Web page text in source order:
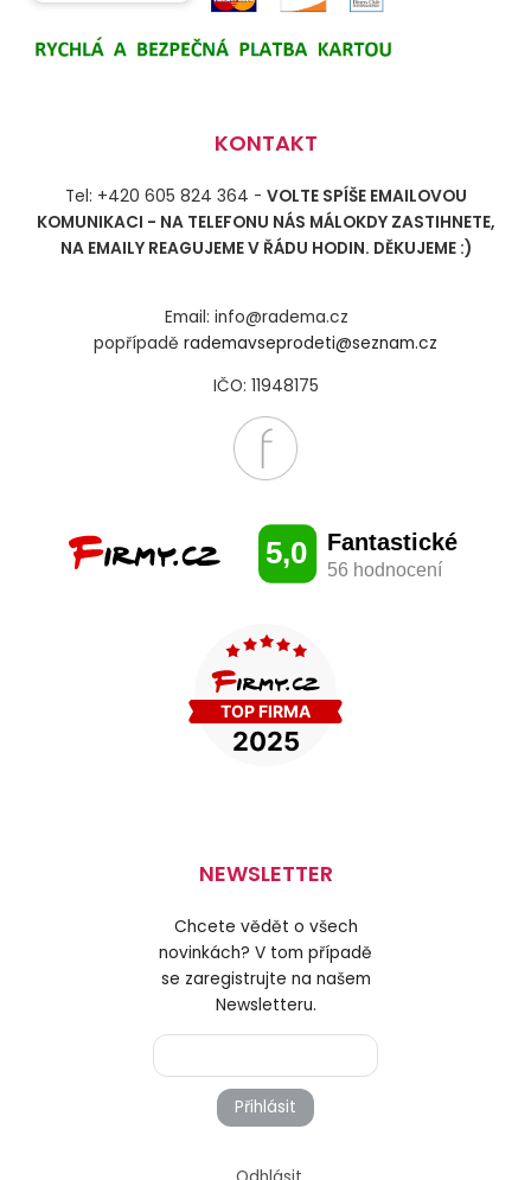
KONTAKT
Tel: +420 605 824 364 - VOLTE SPÍŠE EMAILOVOU
KOMUNIKACI - NA TELEFONU NÁS MÁLOKDY ZASTIHNETE,
NA EMAILY REAGUJEME V ŘÁDU HODIN. DĚKUJEME :)
Email: info@radema.cz
popřípadě rademavseprodeti@seznam.cz
IČO: 11948175
NEWSLETTER
Chcete vědět o všech
novinkách? V tom případě
se zaregistrujte na našem
Newsletteru.
Přihlásit